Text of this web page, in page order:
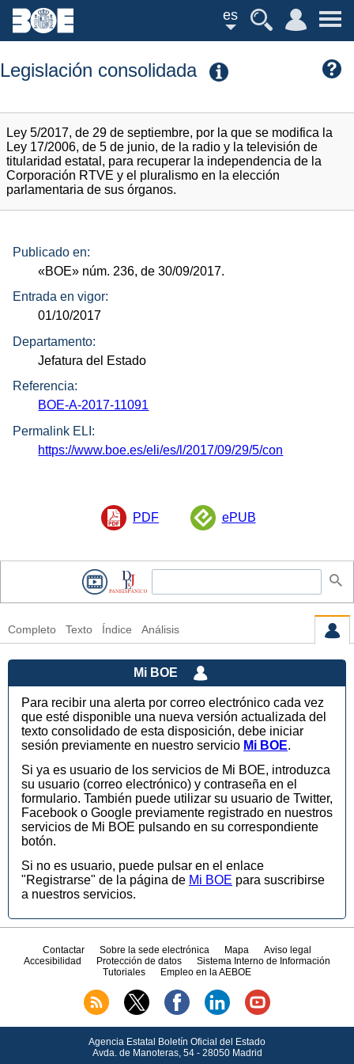
es
Legislación consolidada
Ley 5/2017, de 29 de septiembre, por la que se modifica la
Ley 17/2006, de 5 de junio, de la radio y la televisión de
titularidad estatal, para recuperar la independencia de la
Corporación RTVE y el pluralismo en la elección
parlamentaria de sus órganos.
Publicado en:
«BOE» núm. 236, de 30/09/2017.
Entrada en vigor:
01/10/2017
Departamento:
Jefatura del Estado
Referencia:
BOE-A-2017-11091
Permalink ELI:
https://www.boe.es/eli/es/l/2017/09/29/5/con
PDF ePUB
Completo Texto Índice Análisis
Mi BOE
Para recibir una alerta por correo electrónico cada vez
que esté disponible una nueva versión actualizada del
texto consolidado de esta disposición, debe iniciar
sesión previamente en nuestro servicio Mi BOE.
Si ya es usuario de los servicios de Mi BOE, introduzca
su usuario (correo electrónico) y contraseña en el
formulario. También puede utilizar su usuario de Twitter,
Facebook o Google previamente registrado en nuestros
servicios de Mi BOE pulsando en su correspondiente
botón.
Si no es usuario, puede pulsar en el enlace
"Registrarse" de la página de Mi BOE para suscribirse
a nuestros servicios.
Contactar Sobre la sede electrónica Mapa
Aviso legal
Accesibilidad
Protección de datos
Sistema Interno de Información
Tutoriales
Empleo en la AEBOE
Agencia Estatal Boletín Oficial del Estado
Avda. de Manoteras, 54 - 28050 Madrid